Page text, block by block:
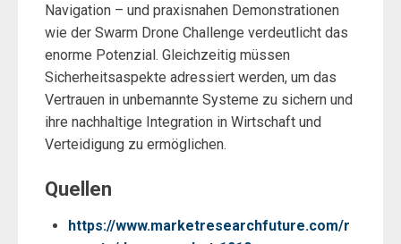
Navigation – und praxisnahen Demonstrationen
wie der Swarm Drone Challenge verdeutlicht das
enorme Potenzial. Gleichzeitig müssen
Sicherheitsaspekte adressiert werden, um das
Vertrauen in unbemannte Systeme zu sichern und
ihre nachhaltige Integration in Wirtschaft und
Verteidigung zu ermöglichen.
Quellen
https://www.marketresearchfuture.com/r